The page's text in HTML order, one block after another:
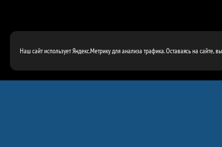
Наш сайт использует Яндекс.Метрику для анализа трафика. Оставаясь на сайте,